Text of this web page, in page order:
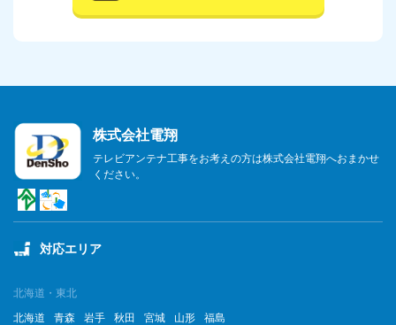
株式会社電翔
テレビアンテナ工事をお考えの方は株式会社電翔へおまかせ
ください。
対応エリア
北海道・東北
北海道
青森 岩手 秋田 宮城 山形 福島